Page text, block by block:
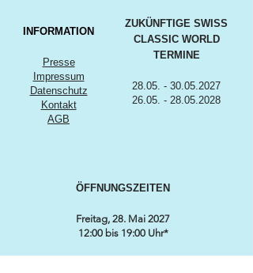
INFORMATION
Presse
Impressum
Datenschutz
Kontakt
AGB
ZUKÜNFTIGE SWISS
CLASSIC WORLD
TERMINE
28.05. - 30.05.2027
26.05. - 28.05.2028
ÖFFNUNGSZEITEN
Freitag, 28. Mai 2027
12:00 bis 19:00 Uhr*